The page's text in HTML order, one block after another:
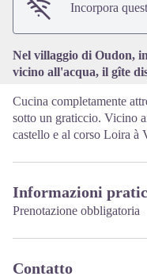
Incorpora
Nel villaggio di Oudon,
vicino all'acqua, il gîte
Cucina completamente
sotto un graticcio. Vicino
castello e al corso Loira à
Informazioni
Prenotazione obbligatoria
Contatto